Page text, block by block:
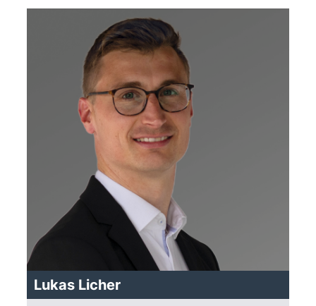
Lukas Licher